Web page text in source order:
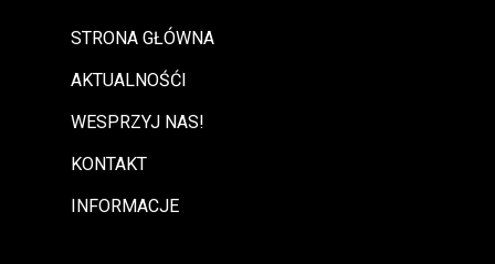
STRONA GŁÓWNA
AKTUALNOŚĆI
WESPRZYJ NAS!
KONTAKT
INFORMACJE